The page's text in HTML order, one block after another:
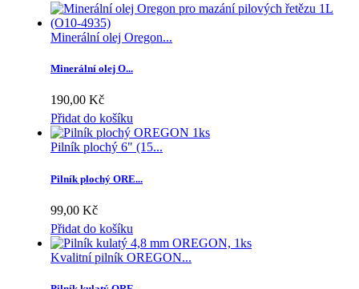
Minerální olej Oregon...
Minerální olej O...
190,00 Kč
Přidat do košíku
Pilník plochý 6" (15...
Pilník plochý ORE...
99,00 Kč
Přidat do košíku
Kvalitní pilník OREGON...